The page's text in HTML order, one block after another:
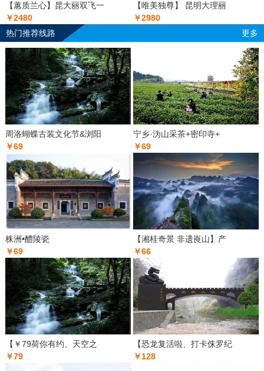
【蕙质兰心】昆大丽双飞一
￥2480
【唯美独尊】 昆明大理丽
￥2980
热门推荐线路
更多
周洛蝴蝶古装文化节&浏阳
￥69
宁乡·沩山采茶+密印寺+
￥69
株洲•醴陵瓷
￥69
【湘桂奇景 非遗崀山】产
￥66
【￥79荷你有约、天空之
￥79
【恐龙复活啦、打卡侏罗纪
￥128